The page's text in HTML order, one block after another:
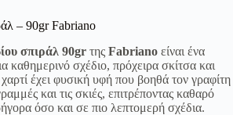
– 90gr Fabriano
σπιράλ 90gr της Fabriano είναι ένα
καθημερινό σχέδιο, πρόχειρα σκίτσα και
έχει φυσική υφή που βοηθά τον γραφίτη
και τις σκιές, επιτρέποντας καθαρό
όσο και σε πιο λεπτομερή σχέδια.